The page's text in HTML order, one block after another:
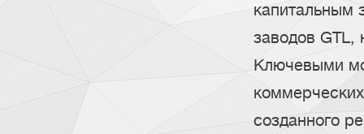
капитальным
заводов GTL,
Ключевыми
созданного